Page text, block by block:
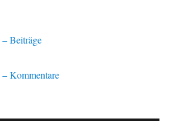
Beiträge
Kommentare